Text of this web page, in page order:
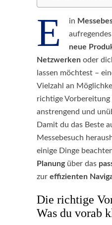
E in
neue
Netzwerken oder
lassen möchtest –
Vielzahl an
richtige Vorbereitung
anstrengend und
Damit du das Beste
Messebesuch
einige Dinge
Planungüber das
zur effizienten
Die richtige
Was du vorab